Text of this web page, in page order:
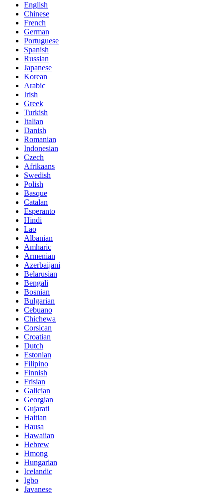
English
Chinese
French
German
Portuguese
Spanish
Russian
Japanese
Korean
Arabic
Irish
Greek
Turkish
Italian
Danish
Romanian
Indonesian
Czech
Afrikaans
Swedish
Polish
Basque
Catalan
Esperanto
Hindi
Lao
Albanian
Amharic
Armenian
Azerbaijani
Belarusian
Bengali
Bosnian
Bulgarian
Cebuano
Chichewa
Corsican
Croatian
Dutch
Estonian
Filipino
Finnish
Frisian
Galician
Georgian
Gujarati
Haitian
Hausa
Hawaiian
Hebrew
Hmong
Hungarian
Icelandic
Igbo
Javanese